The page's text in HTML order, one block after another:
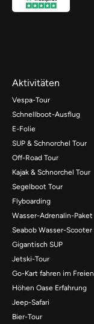
Aktivitäten
Vespa-Tour
Schnellboot-Ausflug
E-Folie
SUP & Schnorchel Tour
Off-Road Tour
Kajak & Schnorchel Tour
Segelboot Tour
Flyboarding
Wasser-Adrenalin-Paket
Seabob Wasser-Scooter
Gigantisch SUP
Jetski-Tour
Go-Kart fahren im Freien
Höhen Oase Erfahrung
Jeep-Safari
Bier-Tour